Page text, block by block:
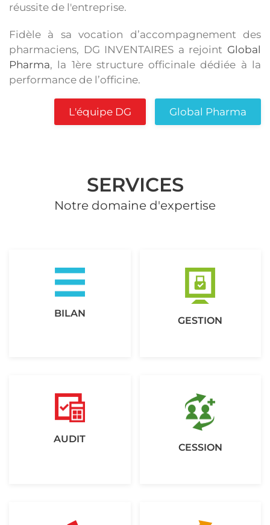
réussite de l'entreprise.
Fidèle à sa vocation d’accompagnement des
pharmaciens, DG INVENTAIRES a rejoint Global
Pharma, la 1ère structure officinale dédiée à la
performance de l’officine.
L'équipe DG Global Pharma
SERVICES
Notre domaine d'expertise
BILAN
GESTION
AUDIT
CESSION